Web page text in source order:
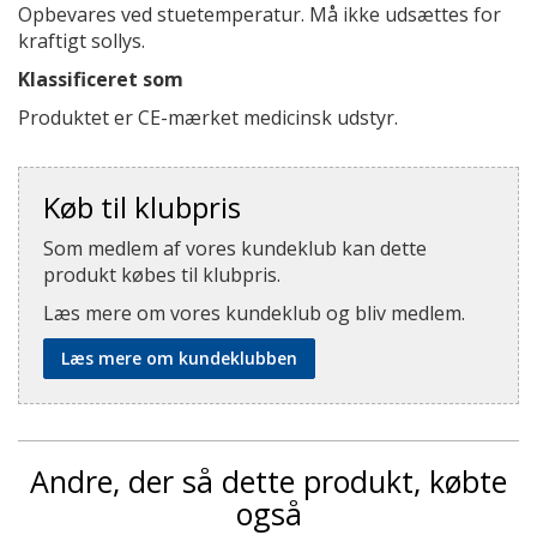
Opbevares ved stuetemperatur. Må ikke udsættes for
kraftigt sollys.
Klassificeret som
Produktet er CE-mærket medicinsk udstyr.
Køb til klubpris
Som medlem af vores kundeklub kan dette
produkt købes til klubpris.
Læs mere om vores kundeklub og bliv medlem.
Læs mere om kundeklubben
Andre, der så dette produkt, købte
også